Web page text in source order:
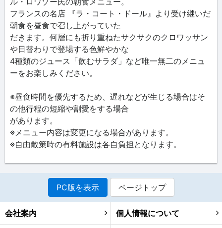
フランスの名店 『ラ・コート・ドール』より受け継いだ
朝食を昼食で召し上がっていた
だきます。何層にも折り重ねたサクサクのクロワッサン
や日替わりで登場する色鮮やかな
4種類のジュース「飲むサラダ」など唯一無二のメニュ
ーをお楽しみください。
※昼食時間を優先するため、遅れなどが生じる場合はそ
の他行程の短縮や割愛をする場合
があります。
※メニュー内容は変更になる場合があります。
※自由散策時の有料施設は各自負担となります。
PC版を表示 ページトップ
会社案内 個人情報について